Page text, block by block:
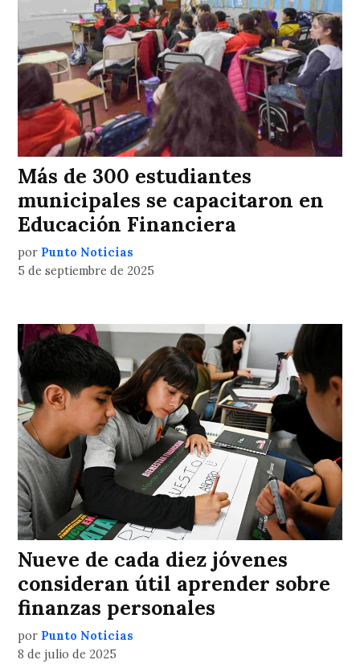
Más de 300 estudiantes
municipales se capacitaron en
Educación Financiera
por Punto Noticias
5 de septiembre de 2025
Nueve de cada diez jóvenes
consideran útil aprender sobre
finanzas personales
por Punto Noticias
8 de julio de 2025